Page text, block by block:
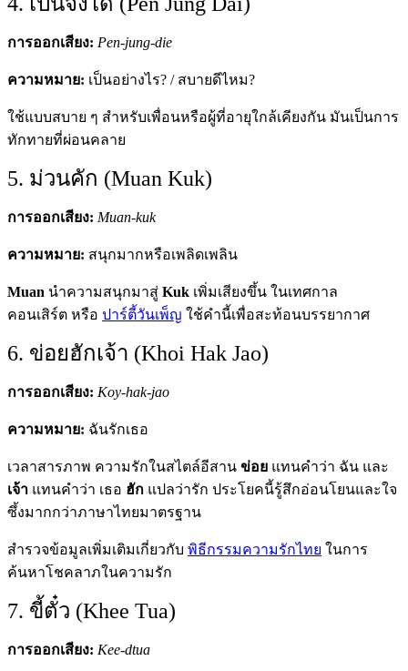
การออกเสียง: Pen-jung-die
ความหมาย: เป็นอย่างไร? / สบายดีไหม?
ใช้แบบสบาย ๆ สำหรับเพื่อนหรือผู้ที่อายุใกล้เคียงกัน มันเป็นการ
ทักทายที่ผ่อนคลาย
5. ม่วนคัก (Muan Kuk)
การออกเสียง: Muan-kuk
ความหมาย: สนุกมากหรือเพลิดเพลิน
Muan นำความสนุกมาสู่ Kuk เพิ่มเสียงขึ้น ในเทศกาล
คอนเสิร์ต หรือ ปาร์ตี้วันเพ็ญ ใช้คำนี้เพื่อสะท้อนบรรยากาศ
6. ข่อยฮักเจ้า (Khoi Hak Jao)
การออกเสียง: Koy-hak-jao
ความหมาย: ฉันรักเธอ
เวลาสารภาพ ความรักในสไตล์อีสาน ข่อย แทนคำว่า ฉัน และ
เจ้า แทนคำว่า เธอ ฮัก แปลว่ารัก ประโยคนี้รู้สึกอ่อนโยนและใจ
ซึ้งมากกว่าภาษาไทยมาตรฐาน
สำรวจข้อมูลเพิ่มเติมเกี่ยวกับ พิธีกรรมความรักไทย ในการ
ค้นหาโชคลาภในความรัก
7. ขี้ตั๋ว (Khee Tua)
การออกเสียง: Kee-dtua